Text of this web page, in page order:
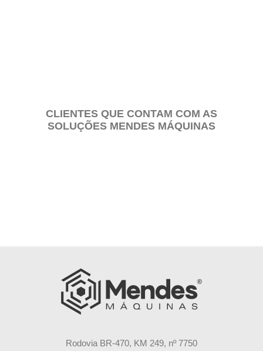
CLIENTES QUE CONTAM COM AS
SOLUÇÕES MENDES MÁQUINAS
Rodovia BR-470, KM 249, nº 7750